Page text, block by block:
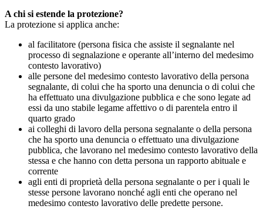
A chi si estende la protezione?
La protezione si applica anche:
al facilitatore (persona fisica che assiste il segnalante nel
processo di segnalazione e operante all’interno del medesimo
contesto lavorativo)
alle persone del medesimo contesto lavorativo della persona
segnalante, di colui che ha sporto una denuncia o di colui che
ha effettuato una divulgazione pubblica e che sono legate ad
essi da uno stabile legame affettivo o di parentela entro il
quarto grado
ai colleghi di lavoro della persona segnalante o della persona
che ha sporto una denuncia o effettuato una divulgazione
pubblica, che lavorano nel medesimo contesto lavorativo della
stessa e che hanno con detta persona un rapporto abituale e
corrente
agli enti di proprietà della persona segnalante o per i quali le
stesse persone lavorano nonché agli enti che operano nel
medesimo contesto lavorativo delle predette persone.